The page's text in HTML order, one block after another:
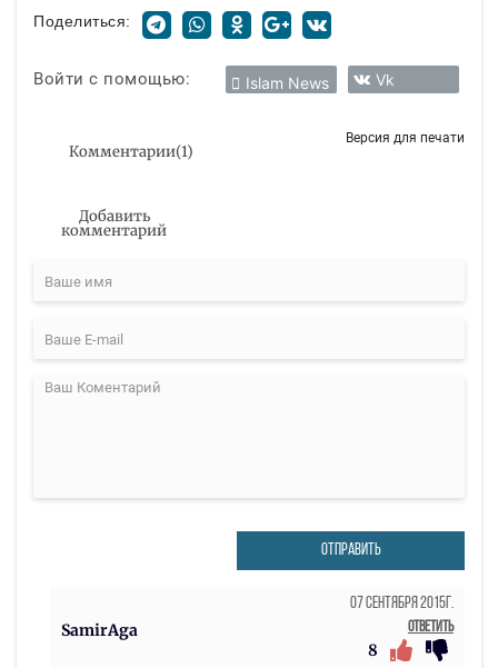
Поделиться:
Войти с помощью: Islam News Vk
Комментарии(1)
Версия для печати
Добавить
комментарий
ОТПРАВИТЬ
SamirAga
07 Сентября 2015г.
Ответить
8